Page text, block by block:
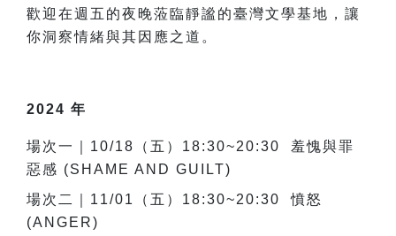
歡迎在週五的夜晚蒞臨靜謐的臺灣文學基地，讓
你洞察情緒與其因應之道。
2024 年
場次一｜10/18（五）18:30~20:30 羞愧與罪
惡感 (SHAME AND GUILT)
場次二｜11/01（五）18:30~20:30 憤怒
(ANGER)